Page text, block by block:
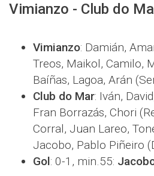
Vimianzo - Club do
Vimianzo: Damián,
Treos, Maikol, Camilo,
Baíñas, Lagoa, Arán
Club do Mar: Iván,
Fran Borrazás, Chori
Corral, Juan Lareo,
Jacobo, Pablo Piñeiro
Gol: 0-1, min.55: